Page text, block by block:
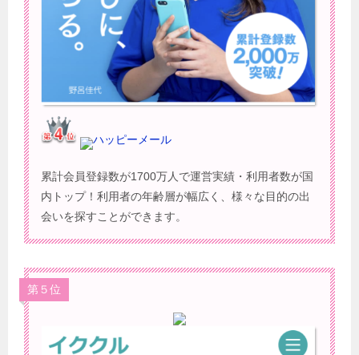
ハッピーメール
累計会員登録数が1700万人で運営実績・利用者数が国
内トップ！利用者の年齢層が幅広く、様々な目的の出
会いを探すことができます。
第５位